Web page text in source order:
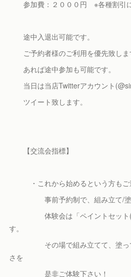
参加費：２０００円 ※各種割引
途中入退出可能です。
ご予約者様のご利用を優先致しま
あれば途中参加も可能です。
当日は当店Twitterアカウント
ツイート致します。
【交流会指標】
・これから始めるという方もご
事前予約制で、組み立て/塗装
体験会は「ペイントセット
す。
その場で組み立てて、塗って
さを
是非ご体験下さい！